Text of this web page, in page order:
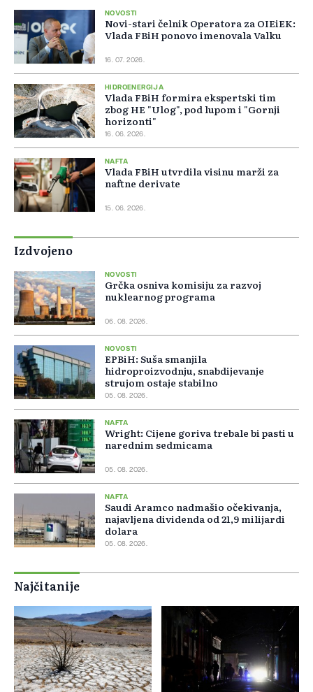
NOVOSTI
Novi-stari čelnik Operatora za OIEiEK:
Vlada FBiH ponovo imenovala Valku
16. 07. 2026.
HIDROENERGIJA
Vlada FBiH formira ekspertski tim
zbog HE "Ulog", pod lupom i "Gornji
horizonti"
16. 06. 2026.
NAFTA
Vlada FBiH utvrdila visinu marži za
naftne derivate
15. 06. 2026.
Izdvojeno
NOVOSTI
Grčka osniva komisiju za razvoj
nuklearnog programa
06. 08. 2026.
NOVOSTI
EPBiH: Suša smanjila
hidroproizvodnju, snabdijevanje
strujom ostaje stabilno
05. 08. 2026.
NAFTA
Wright: Cijene goriva trebale bi pasti u
narednim sedmicama
05. 08. 2026.
NAFTA
Saudi Aramco nadmašio očekivanja,
najavljena dividenda od 21,9 milijardi
dolara
05. 08. 2026.
Najčitanije